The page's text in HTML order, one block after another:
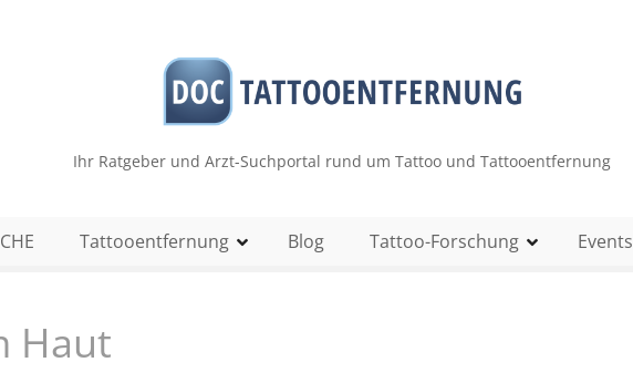
Ihr Ratgeber und Arzt-Suchportal rund um Tattoo und Tattooentfernung
Tattooentfernung Blog Tattoo-Forschung Events
Haut